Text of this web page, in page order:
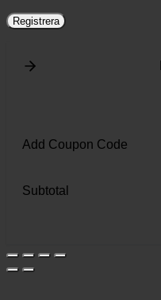
Registrera
Add Coupon Code
Subtotal